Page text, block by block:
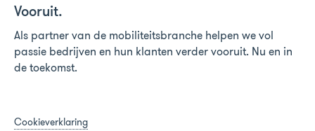
Vooruit.
Als partner van de mobiliteitsbranche helpen we vol
passie bedrijven en hun klanten verder vooruit. Nu en in
de toekomst.
Cookieverklaring